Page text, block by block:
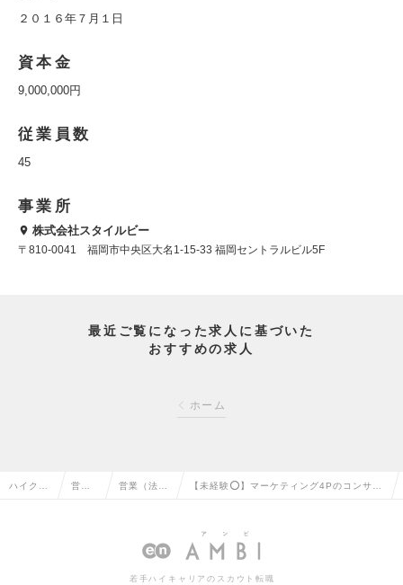
２０１６年７月１日
資本金
9,000,000円
従業員数
45
事業所
株式会社スタイルビー
〒810-0041 福岡市中央区大名1-15-33 福岡セントラルビル5F
最近ご覧になった求人に基づいた
おすすめの求人
ホーム
ハイクラ 営業 営業（法人 【未経験⭕️】マーケティング4Pのコンサル
人情報
若手ハイキャリアのスカウト転職